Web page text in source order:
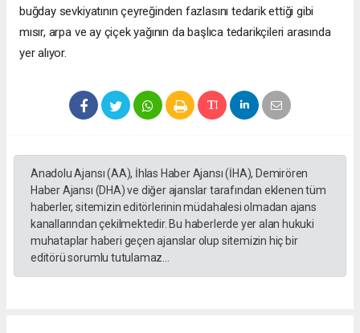
buğday sevkiyatının çeyreğinden fazlasını tedarik ettiği gibi
mısır, arpa ve ay çiçek yağının da başlıca tedarikçileri arasında
yer alıyor.
Anadolu Ajansı (AA), İhlas Haber Ajansı (İHA), Demirören
Haber Ajansı (DHA) ve diğer ajanslar tarafından eklenen tüm
haberler, sitemizin editörlerinin müdahalesi olmadan ajans
kanallarından çekilmektedir. Bu haberlerde yer alan hukuki
muhataplar haberi geçen ajanslar olup sitemizin hiç bir
editörü sorumlu tutulamaz...